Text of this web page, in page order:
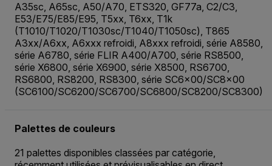
A35sc, A65sc, A50/A70, ETS320, GF77a, C2/C3,
E53/E75/E85/E95, T5xx, T6xx, T1k
(T1010/T1020/T1030sc/T1040/T1050sc), T865
A3xx/A6xx, A6xxx refroidi, A8xxx refroidi, série A8580,
série A6780, série FLIR A400/A700, série RS8500,
série X6800, série X6900, série X8500, RS6700,
RS6800, RS8200, RS8300, série SC6x00/SC8x00
(SC6100/SC6200/SC6700/SC6800/SC8200/SC8300)
Palettes de couleurs
21 palettes disponibles classées par catégorie,